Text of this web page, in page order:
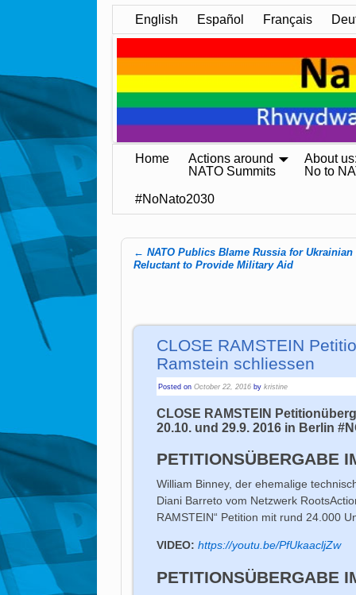
English Español Français
Home
Actions around
NATO Summits
About us:
No to
#NoNato2030
Post navigation
← NATO Publics Blame Russia for
Reluctant to Provide Military Aid
CLOSE RAMSTEIN
Ramstein schliessen
Posted onOctober 22, 2016 bykristine
CLOSE RAMSTEIN
20.10. und 29.9. 2016 in Berlin
PETITIONSÜBERGABE
William Binney, der ehemalige
Diani Barreto vom Netzwerk
RAMSTEIN“ Petition mit rund 24.000
VIDEO:https://youtu.be/PfUkaacljZw
PETITIONSÜBERGABE